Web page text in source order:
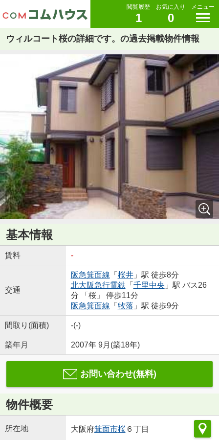
閲覧履歴
1
お気に入り
0
メニュー
ウィルコート桜の詳細です。の過去掲載物件情報
基本情報
賃料 -
交通
阪急箕面線 「 桜井」駅 徒歩8分
北大阪急行電鉄 「 千里中央 」駅 バス26
分 「桜」 停歩11分
阪急箕面線 「 牧落 」駅 徒歩9分
間取り(面積) -(-)
築年月 2007年 9月(築18年)
お問い合わせ(無料)
物件概要
所在地 大阪府箕面市桜６丁目